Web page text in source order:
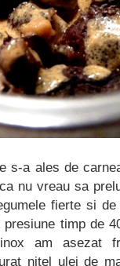
s-a ales de
nu vreau sa
fierte si
timp de
am asezat
nitel ulei de